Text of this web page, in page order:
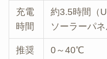
充電
時間
約3.5時間（
ソーラーパネ
推奨
0～40℃